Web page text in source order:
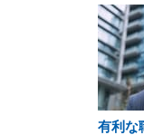
有利な